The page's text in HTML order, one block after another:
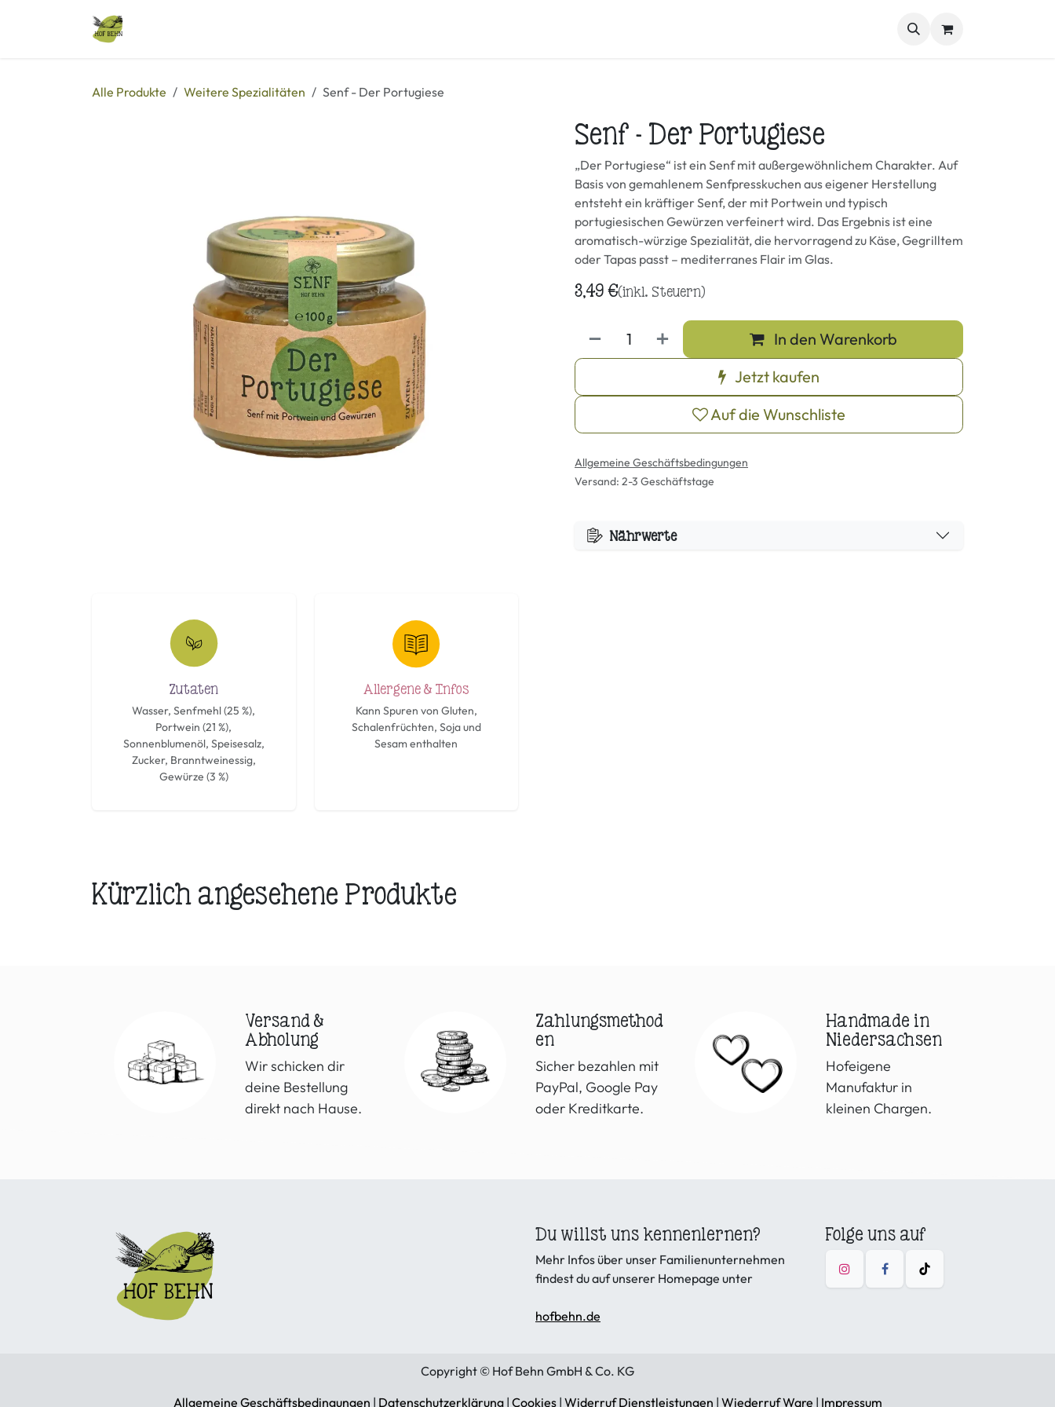
Weitere Spezialitäten
Alle Produkte Weitere Spezialitäten Senf - Der Portugiese
Senf - Der Portugiese
„Der Portugiese“ ist ein Senf mit außergewöhnlichem Charakter. Auf
Basis von gemahlenem Senfpresskuchen aus eigener Herstellung
entsteht ein kräftiger Senf, der mit Portwein und typisch
portugiesischen Gewürzen verfeinert wird. Das Ergebnis ist eine
aromatisch-würzige Spezialität, die hervorragend zu Käse, Gegrilltem
oder Tapas passt – mediterranes Flair im Glas.
3,49€(inkl. Steuern)
In den Warenkorb
Jetzt kaufen
Auf die Wunschliste
Allgemeine Geschäftsbedingungen
Versand: 2-3 Geschäftstage
Nährwerte
Zutaten
Wasser, Senfmehl (25 %),
Portwein (21 %),
Sonnenblumenöl, Speisesalz,
Zucker, Branntweinessig,
Gewürze (3 %)
Allergene & Infos
Kann Spuren von Gluten,
Schalenfrüchten, Soja und
Sesam enthalten
Kürzlich angesehene Produkte
Handmade in
Niedersachsen
Hofeigene
Manufaktur in
kleinen Chargen.
Zahlungsmethod
en
Sicher bezahlen mit
PayPal, Google Pay
oder Kreditkarte.
Versand &
Abholung
Wir schicken dir
deine Bestellung
direkt nach Hause.
Folge uns auf
Du willst uns kennenlernen?
Mehr Infos über unser Familienunternehmen
findest du auf unserer Homepage unter
hofbehn.de
Copyright © Hof Behn GmbH & Co. KG
Allgemeine Geschäftsbedingungen | Datenschutzerklärung| Cookies| Widerruf Dienstleistungen | Wiederruf Ware | Impressum